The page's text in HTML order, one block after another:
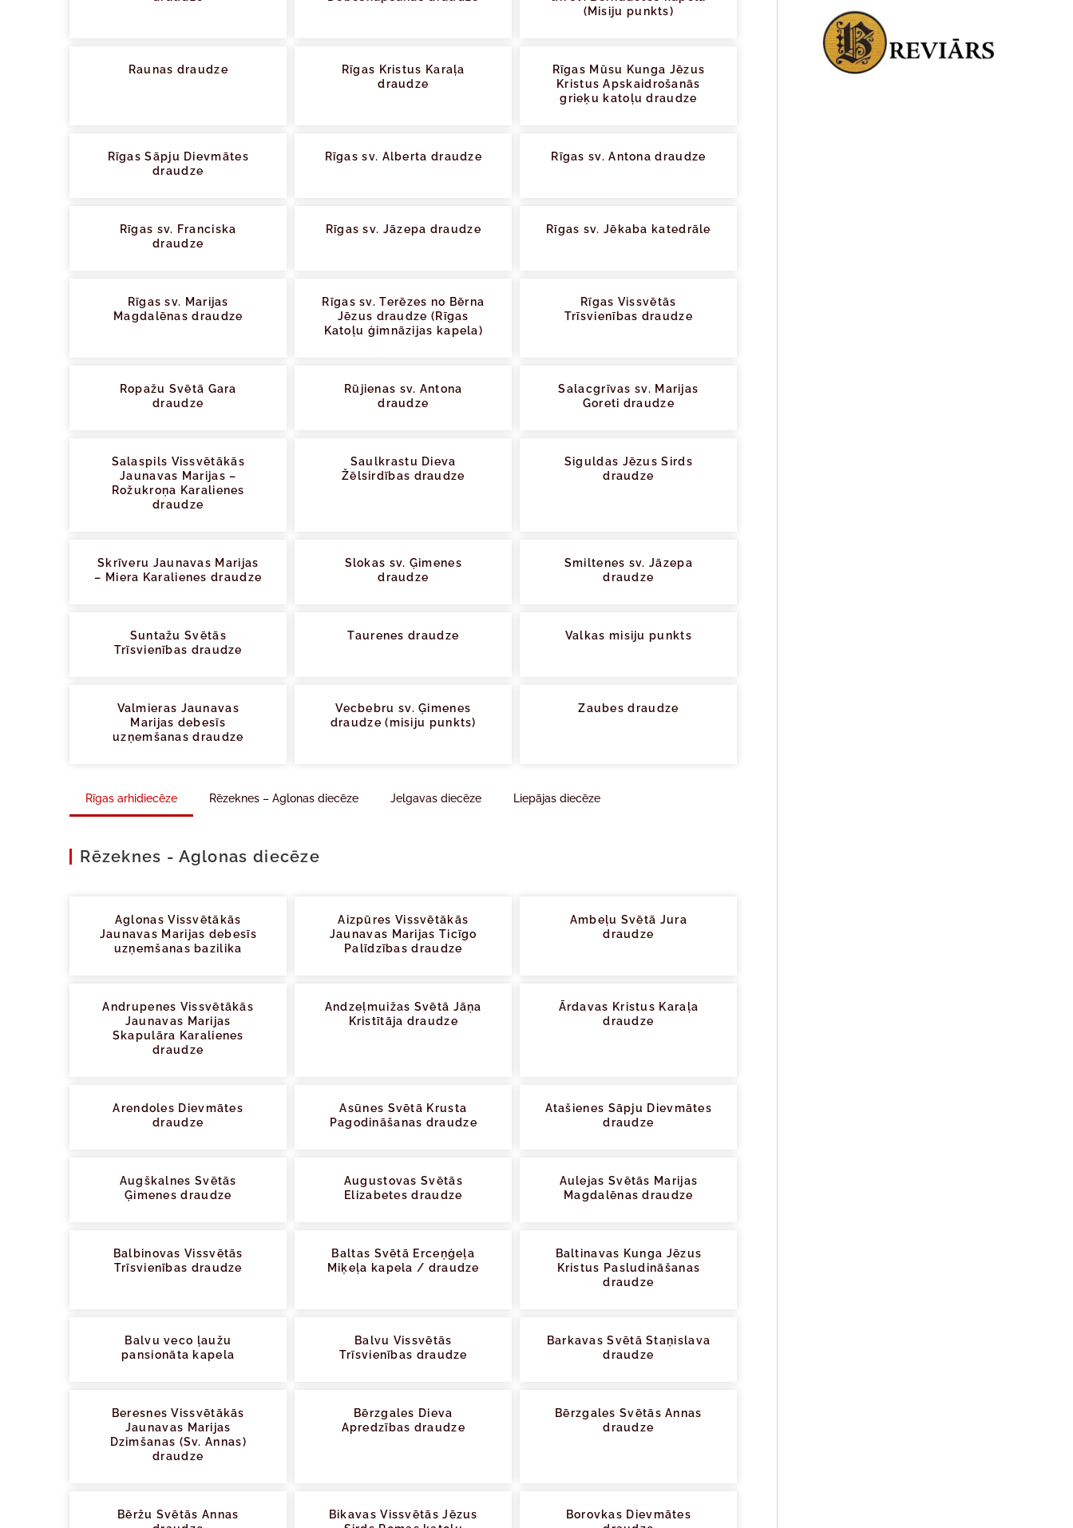
(Misiju punkts)
Raunas draudze
Rīgas Kristus Karaļa
draudze
Rīgas Mūsu Kunga Jēzus
Kristus Apskaidrošanās
grieķu katoļu draudze
Rīgas Sāpju Dievmātes
draudze
Rīgas sv. Alberta draudze Rīgas sv. Antona draudze
Rīgas sv. Franciska
draudze
Rīgas sv. Jāzepa draudze Rīgas sv. Jēkaba katedrāle
Rīgas sv. Marijas
Magdalēnas draudze
Rīgas sv. Terēzes no Bērna
Jēzus draudze (Rīgas
Katoļu ģimnāzijas kapela)
Rīgas Vissvētās
Trīsvienības draudze
Ropažu Svētā Gara
draudze
Rūjienas sv. Antona
draudze
Salacgrīvas sv. Marijas
Goreti draudze
Salaspils Vissvētākās
Jaunavas Marijas –
Rožukroņa Karalienes
draudze
Saulkrastu Dieva
Žēlsirdības draudze
Siguldas Jēzus Sirds
draudze
Skrīveru Jaunavas Marijas
– Miera Karalienes draudze
Slokas sv. Ģimenes
draudze
Smiltenes sv. Jāzepa
draudze
Suntažu Svētās
Trīsvienības draudze
Taurenes draudze Valkas misiju punkts
Valmieras Jaunavas
Marijas debesīs
uzņemšanas draudze
Vecbebru sv. Ģimenes
draudze (misiju punkts)
Zaubes draudze
Rīgas arhidiecēze Rēzeknes – Aglonas diecēze Jelgavas diecēze Liepājas diecēze
Rēzeknes - Aglonas diecēze
Aglonas Vissvētākās
Jaunavas Marijas debesīs
uzņemšanas bazilika
Aizpūres Vissvētākās
Jaunavas Marijas Ticīgo
Palīdzības draudze
Ambeļu Svētā Jura
draudze
Andrupenes Vissvētākās
Jaunavas Marijas
Skapulāra Karalienes
draudze
Andzeļmuižas Svētā Jāņa
Kristītāja draudze
Ārdavas Kristus Karaļa
draudze
Arendoles Dievmātes
draudze
Asūnes Svētā Krusta
Pagodināšanas draudze
Atašienes Sāpju Dievmātes
draudze
Augškalnes Svētās
Ģimenes draudze
Augustovas Svētās
Elizabetes draudze
Aulejas Svētās Marijas
Magdalēnas draudze
Balbinovas Vissvētās
Trīsvienības draudze
Baltas Svētā Erceņģeļa
Miķeļa kapela / draudze
Baltinavas Kunga Jēzus
Kristus Pasludināšanas
draudze
Balvu veco ļaužu
pansionāta kapela
Balvu Vissvētās
Trīsvienības draudze
Barkavas Svētā Staņislava
draudze
Beresnes Vissvētākās
Jaunavas Marijas
Dzimšanas (Sv. Annas)
draudze
Bērzgales Dieva
Apredzības draudze
Bērzgales Svētās Annas
draudze
Bēržu Svētās Annas
Bikavas Vissvētās Jēzus
Borovkas Dievmātes